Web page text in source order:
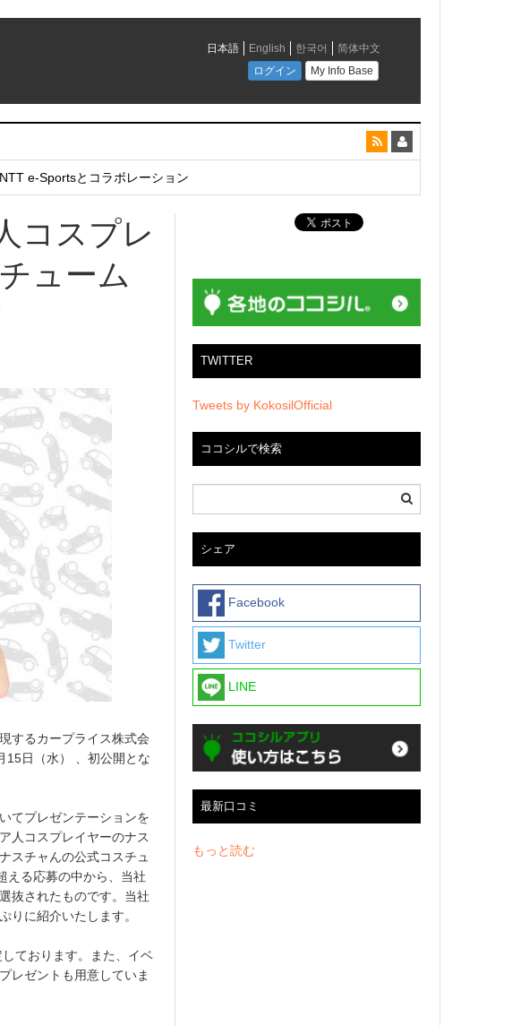
e-Sportsとコラボレーション
コスプレ
ューム
するカープライス株式会
15日（水） 、初公開とな
てプレゼンテーションを
人コスプレイヤーのナス
スチャんの公式コスチュ
える応募の中から、当社
抜されたものです。当社
りに紹介いたします。
ております。また、イベ
レゼントも用意していま
TWITTER
Tweets by KokosilOfficial
ココシルで検索
シェア
Facebook
Twitter
LINE
最新口コミ
もっと読む